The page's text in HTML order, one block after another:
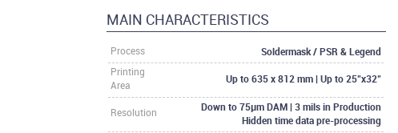
MAIN CHARACTERISTICS
Process Soldermask / PSR & Legend
Printing
Area
Up to 635 x 812 mm | Up to 25"x32"
Resolution
Down to 75µm DAM | 3 mils in Production
Hidden time data pre-processing